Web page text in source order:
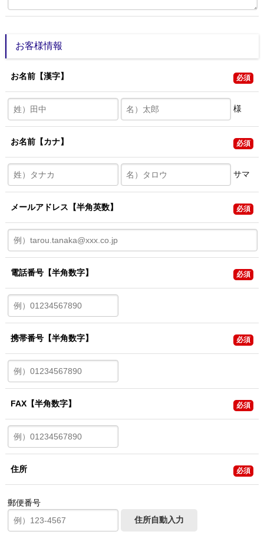
お客様情報
必須
お名前【漢字】
様
必須
お名前【カナ】
サマ
必須
メールアドレス 【半角英数】
必須
電話番号【半角数字】
必須
携帯番号【半角数字】
必須
FAX【半角数字】
必須
住所
郵便番号